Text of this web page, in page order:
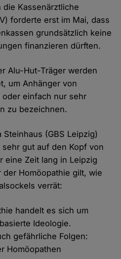
Kassenärztliche
forderte erst im Mai, dass
grundsätzlich keine
finanzieren dürften.
Alu-Hut-Träger werden
um Anhänger von
einfach nur sehr
zu bezeichnen.
(GBS Leipzig)
gut auf den Kopf von
eine Zeit lang in Leipzig
Homöopathie gilt, wie
verrät:
handelt es sich um
Ideologie.
gefährliche Folgen:
Homöopathen